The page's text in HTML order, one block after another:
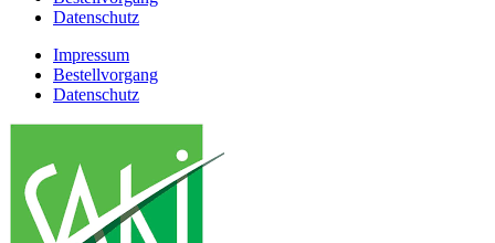
Datenschutz
Impressum
Bestellvorgang
Datenschutz